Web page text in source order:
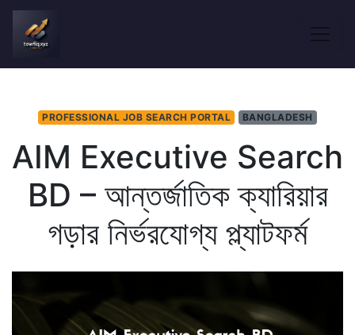
PROFESSIONAL JOB SEARCH PORTAL BANGLADESH
AIM Executive Search
BD – আন্তর্জাতিক ক্যারিয়ার
গড়ার নির্ভরযোগ্য প্ল্যাটফর্ম